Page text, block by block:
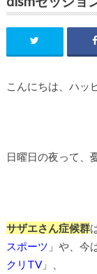
こんにちは、ハッ
日曜日の夜って、
サザエさん症候群
スポーツ 」や、今
クリTV」、